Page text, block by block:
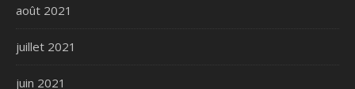
août 2021
juillet 2021
juin 2021